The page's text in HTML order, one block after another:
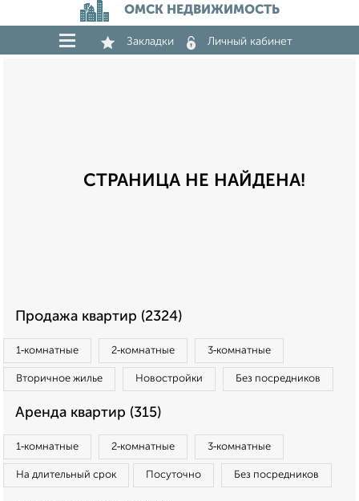
ОМСК НЕДВИЖИМОСТЬ
Закладки Личный кабинет
СТРАНИЦА НЕ НАЙДЕНА!
Продажа квартир (2324)
1‑комнатные 2‑комнатные 3‑комнатные
Вторичное жилье Новостройки Без посредников
Аренда квартир (315)
1‑комнатные 2‑комнатные 3‑комнатные
На длительный срок Посуточно Без посредников